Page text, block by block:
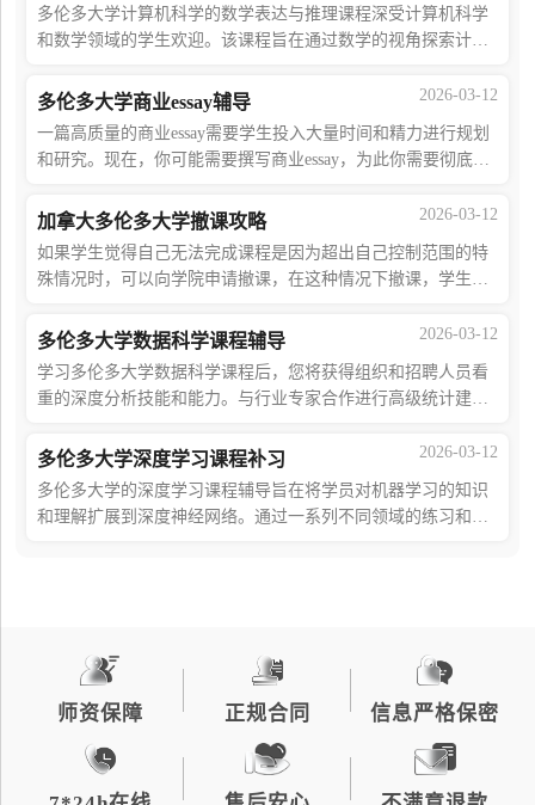
多伦多大学计算机科学的数学表达与推理课程深受计算机科学
和数学领域的学生欢迎。该课程旨在通过数学的视角探索计算
和应用。学生将学习数学模型在计算机
2026-03-12
多伦多大学商业essay辅导
一篇高质量的商业essay需要学生投入大量时间和精力进行规划
和研究。现在，你可能需要撰写商业essay，为此你需要彻底了
道更多论文写作技巧，那么你可以寻
2026-03-12
加拿大多伦多大学撤课攻略
如果学生觉得自己无法完成课程是因为超出自己控制范围的特
殊情况时，可以向学院申请撤课，在这种情况下撤课，学生不
课堂6V1申诉团队为你CasebyCase制定申
2026-03-12
多伦多大学数据科学课程辅导
学习多伦多大学数据科学课程后，您将获得组织和招聘人员看
重的深度分析技能和能力。与行业专家合作进行高级统计建
具箱中必不可少的内容，包括神经网络和
2026-03-12
多伦多大学深度学习课程补习
多伦多大学的深度学习课程辅导旨在将学员对机器学习的知识
和理解扩展到深度神经网络。通过一系列不同领域的练习和示
师资保障 正规合同 信息严格保密